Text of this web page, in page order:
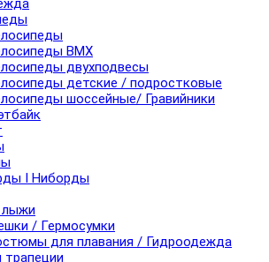
BMX
двухподвесы
детские / подростковые
шоссейные/ Гравийники
I Ниборды
/ Гермосумки
для плавания / Гидроодежда